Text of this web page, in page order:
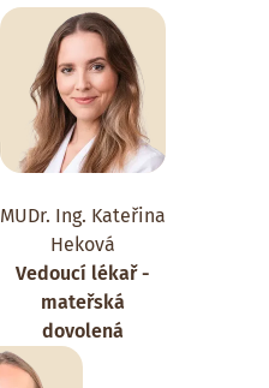
MUDr. Ing. Kateřina
Heková
Vedoucí lékař -
mateřská
dovolená